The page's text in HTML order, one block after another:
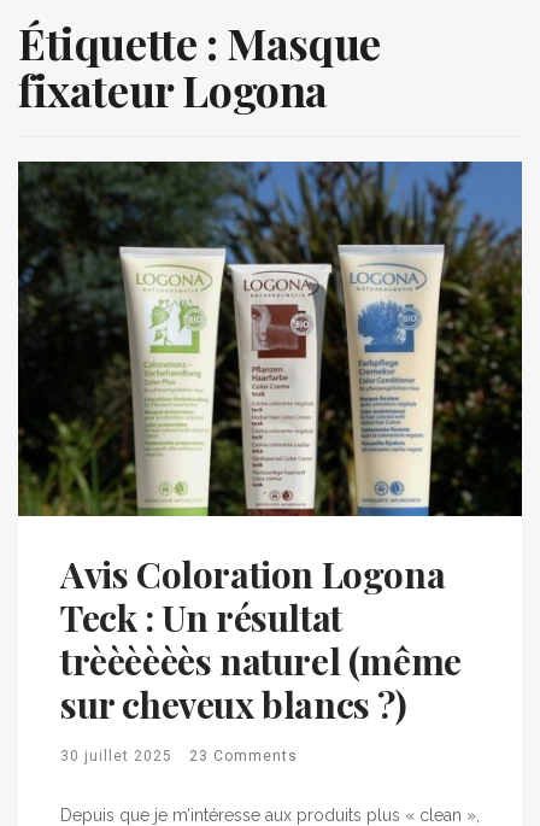
Étiquette : Masque
fixateur Logona
Avis Coloration Logona
Teck : Un résultat
trèèèèèès naturel (même
sur cheveux blancs ?)
30 juillet 2025 23 Comments
Depuis que je m’intéresse aux produits plus « clean »,